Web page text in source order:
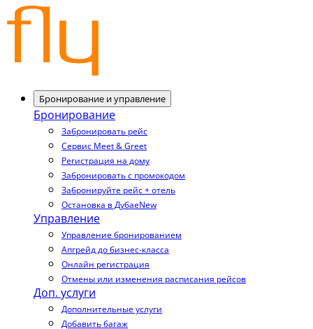
Бронирование и управление
Бронирование
Забронировать рейс
Сервис Meet & Greet
Регистрация на дому
Забронировать с промокодом
Забронируйте рейс + отель
Остановка в ДубаеNew
Управление
Управление бронированием
Апгрейд до бизнес-класса
Онлайн регистрация
Отмены или изменения расписания рейсов
Доп. услуги
Дополнительные услуги
Добавить багаж